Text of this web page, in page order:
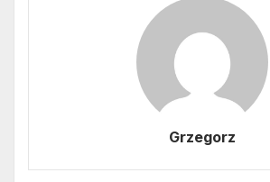
Grzegorz